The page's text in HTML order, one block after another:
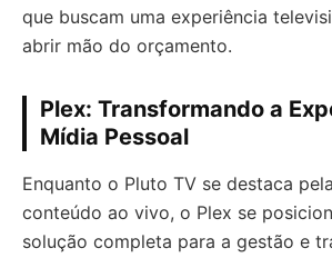
que buscam uma experiência
abrir mão do orçamento.
Plex: Transformando a
Mídia Pessoal
Enquanto o Pluto TV se destaca
conteúdo ao vivo, o Plex se
solução completa para a gestão e